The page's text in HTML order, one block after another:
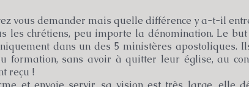
vous demander mais quelle différence y a-t-il
les chrétiens, peu importe la dénomination. Le
dans un des 5 ministères apostoliques.
formation, sans avoir à quitter leur église, au
reçu !